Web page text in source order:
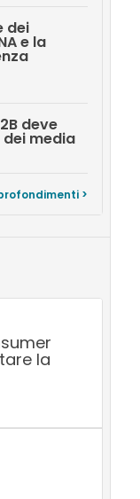
dei
e la
deve
media
>
la